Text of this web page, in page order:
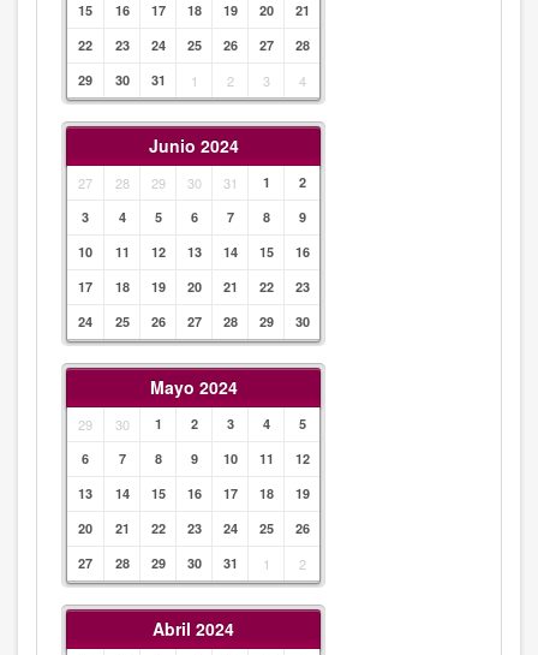
15
16 17 18 19 20
21
22
23 24 25 26 27
28
29
30 31 1 2 3 4
Junio 2024
27 28 29 30 31 1
2
3
4 5 6 7 8
9
10
11 12 13 14 15
16
17
18 19 20 21 22
23
24
25 26 27 28 29 30
Mayo 2024
29 30 1 2 3 4
5
6
7 8 9 10 11
12
13
14 15 16 17 18
19
20
21 22 23 24 25
26
27
28 29 30 31 1 2
Abril 2024